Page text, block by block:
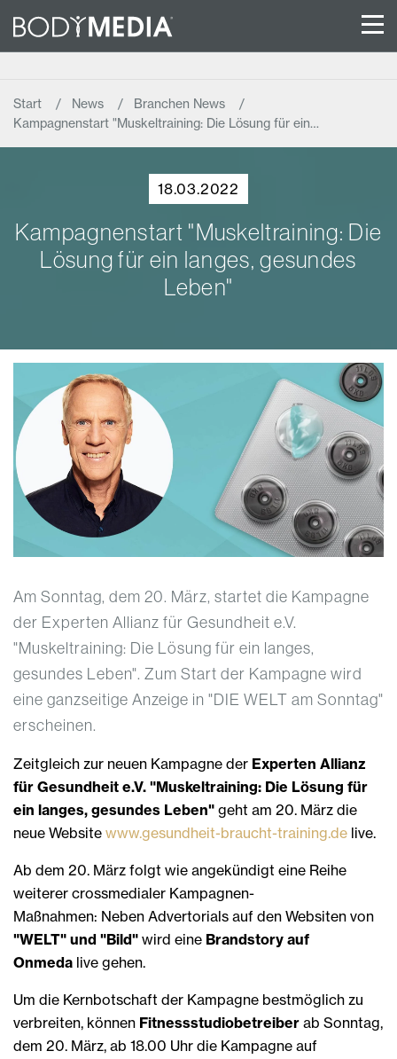
Start News
Branchen News
Kampagnenstart "Muskeltraining: Die Lösung für ein…
18.03.2022
Kampagnenstart "Muskeltraining: Die
Lösung für ein langes, gesundes
Leben"
Am Sonntag, dem 20. März, startet die Kampagne
der Experten Allianz für Gesundheit e.V.
"Muskeltraining: Die Lösung für ein langes,
gesundes Leben". Zum Start der Kampagne wird
eine ganzseitige Anzeige in "DIE WELT am Sonntag"
erscheinen.
Zeitgleich zur neuen Kampagne der Experten Allianz
für Gesundheit e.V. "Muskeltraining: Die Lösung für
ein langes, gesundes Leben" geht am 20. März die
neue Website www.gesundheit-braucht-training.de live.
Ab dem 20. März folgt wie angekündigt eine Reihe
weiterer crossmedialer Kampagnen-
Maßnahmen: Neben Advertorials auf den Websiten von
"WELT" und "Bild" wird eine Brandstory auf
Onmeda live gehen.
Um die Kernbotschaft der Kampagne bestmöglich zu
verbreiten, können Fitnessstudiobetreiber ab Sonntag,
dem 20. März, ab 18.00 Uhr die Kampagne auf